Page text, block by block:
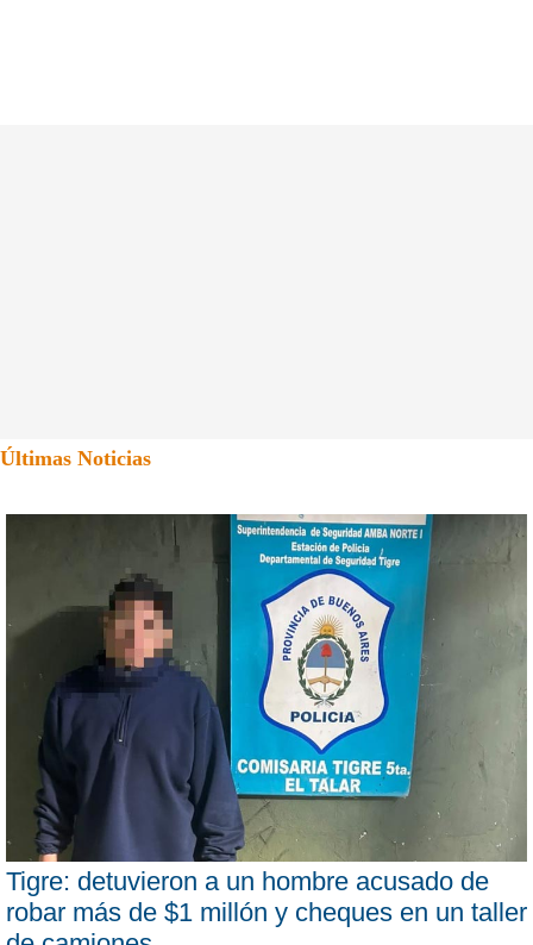
Últimas Noticias
Tigre: detuvieron a un hombre acusado de
robar más de $1 millón y cheques en un taller